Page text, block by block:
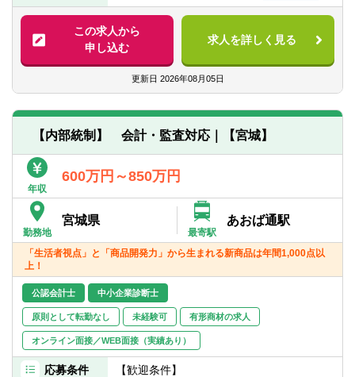
を管轄します。
経営者と一体となり、経営戦略・事業状況
にあわせて、豊富な手元資金を効果的・効
率的に運用。事業アライアンスを視野に上
場/非上場株式への投資を行います。金融機
関や証券会社などから効果的な情報収集も
行っていただきます。
将来の事業展開に向けたキャッシュを生み
だすことや事業支援を行います。
１）資金運用業務（株式、債券、投資信
２）上場/非上場株式投資・出資およびアラ
３）必要に応じてM＆Aなどにも関わる業務
４）財務部門として資産管理上のリスクヘ
ッジなどの業務
５）管理業務およびその他付随業務
この求人から
申し込む
求人を詳しく見る
更新日 2026年08月05日
【内部統制】 会計・監査対応｜【宮城】
年収
600万円～850万円
勤務地
宮城県
最寄駅
あおば通駅
「生活者視点」と「商品開発力」から生まれる新商品は年間1,000点以
上！
公認会計士 中小企業診断士
原則として転勤なし 未経験可 有形商材の求人
オンライン面接／WEB面接（実績あり）
応募条件
【歓迎条件】